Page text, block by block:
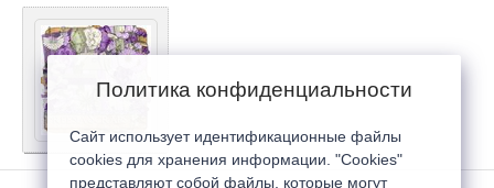
Политика конфиденциальности
Сайт использует идентификационные файлы
cookies для хранения информации. "Cookies"
представляют собой файлы, которые могут